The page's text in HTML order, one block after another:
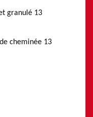
granulé 13
cheminée 13